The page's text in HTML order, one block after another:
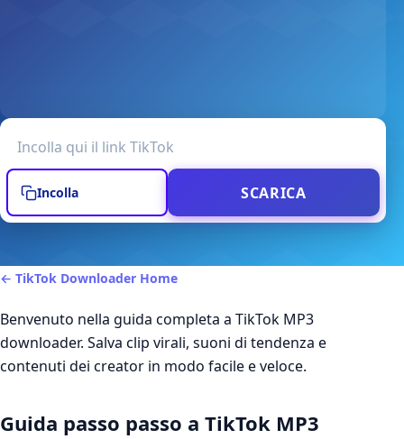
Incolla SCARICA
← TikTok Downloader Home
Benvenuto nella guida completa a TikTok MP3
downloader. Salva clip virali, suoni di tendenza e
contenuti dei creator in modo facile e veloce.
Guida passo passo a TikTok MP3